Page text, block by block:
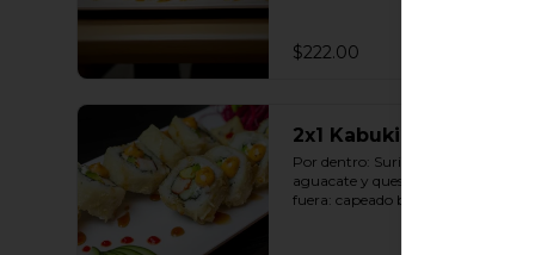
$222.00
2x1 Kabuki Roll
Por dentro: Surimi, pepino,
aguacate y queso crema. Por
fuera: capeado bañado en salsa